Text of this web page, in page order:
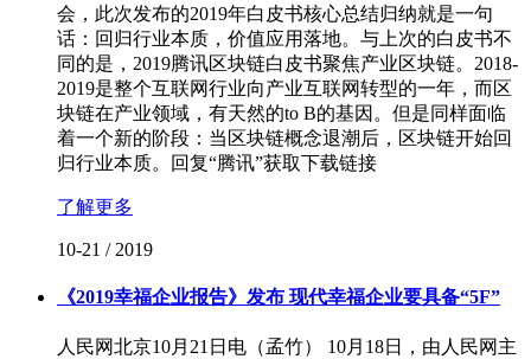
会，此次发布的2019年白皮书核心总结归纳就是一句
话：回归行业本质，价值应用落地。与上次的白皮书不
同的是，2019腾讯区块链白皮书聚焦产业区块链。2018-
2019是整个互联网行业向产业互联网转型的一年，而区
块链在产业领域，有天然的to B的基因。但是同样面临
着一个新的阶段：当区块链概念退潮后，区块链开始回
归行业本质。回复“腾讯”获取下载链接
了解更多
10-21 / 2019
《2019幸福企业报告》发布 现代幸福企业要具备“5F”
人民网北京10月21日电（孟竹） 10月18日，由人民网主